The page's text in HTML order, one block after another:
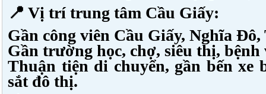
📍 Vị trí trung tâm Cầu Giấy:
Gần công viên Cầu Giấy, Nghĩa
Gần trường học, chợ, siêu thị, bệnh
Thuận tiện di chuyển, gần bến xe
sắt đô thị.